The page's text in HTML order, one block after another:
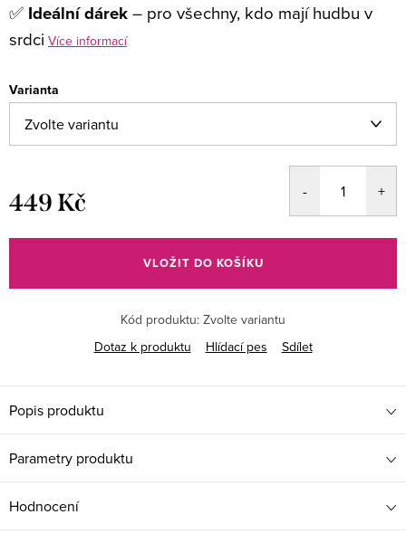
✅ Ideální dárek– pro všechny, kdo mají hudbu v
srdci Více informací
Varianta
449 Kč
cena:
VLOŽIT DO KOŠÍKU
Kód produktu: Zvolte variantu
Dotaz k produktu
Hlídací pes Sdílet
Popis produktu
Parametry produktu
Hodnocení